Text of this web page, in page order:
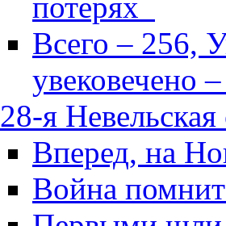
Всего – 256,
увековечено
28-я Невельская
Вперед, на
Война